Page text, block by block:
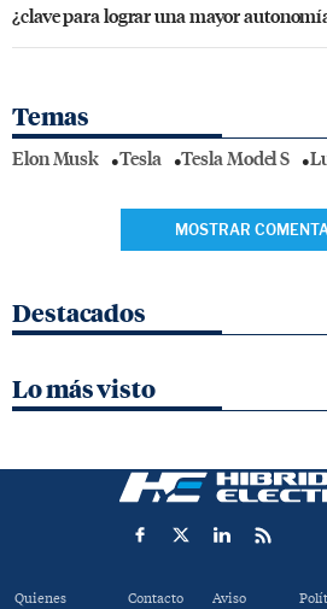
¿clave para lograr una mayor
Temas
Elon Musk Tesla Tesla Model S
MOSTRAR
Destacados
Lo más visto
Quienes Contacto Aviso